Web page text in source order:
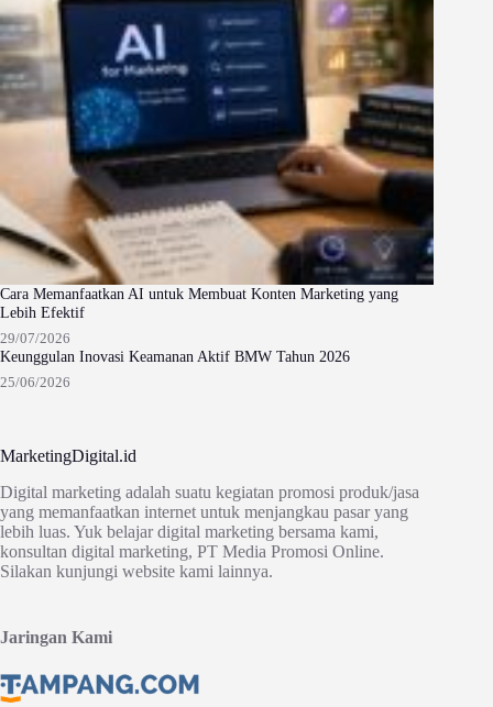
Cara Memanfaatkan AI untuk Membuat Konten Marketing yang
Lebih Efektif
29/07/2026
Keunggulan Inovasi Keamanan Aktif BMW Tahun 2026
25/06/2026
MarketingDigital.id
Digital marketing adalah suatu kegiatan promosi produk/jasa
yang memanfaatkan internet untuk menjangkau pasar yang
lebih luas. Yuk belajar digital marketing bersama kami,
konsultan digital marketing, PT Media Promosi Online.
Silakan kunjungi website kami lainnya.
Jaringan Kami